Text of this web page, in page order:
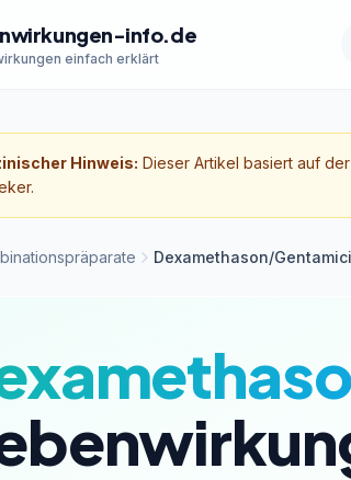
info.de
einfach erklärt
Hinweis: Dieser Artikel basiert auf
Dexamethason/